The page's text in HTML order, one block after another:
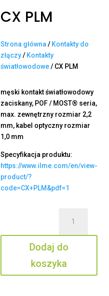
CX PLM
Strona główna / Kontakty do
złączy/ Kontakty
światłowodowe/ CX PLM
męski kontakt światłowodowy
zaciskany, POF / MOST® seria,
max. zewnętrzny rozmiar 2,2
mm, kabel optyczny rozmiar
1,0 mm
Specyfikacja produktu:
https://www.ilme.com/en/view-
product/?
code=CX+PLM&pdf=1
PLM
Dodaj do
koszyka